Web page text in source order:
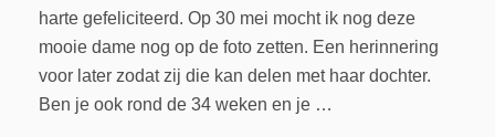
harte gefeliciteerd. Op 30 mei mocht ik nog deze
mooie dame nog op de foto zetten. Een herinnering
voor later zodat zij die kan delen met haar dochter.
Ben je ook rond de 34 weken en je …